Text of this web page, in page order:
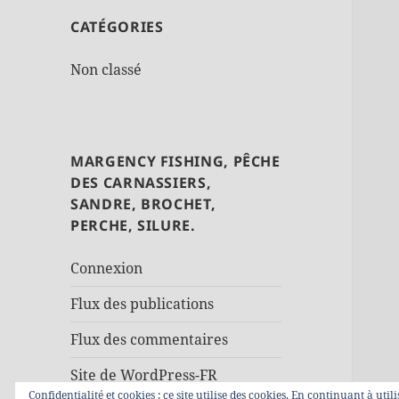
CATÉGORIES
Non classé
MARGENCY FISHING, PÊCHE
DES CARNASSIERS,
SANDRE, BROCHET,
PERCHE, SILURE.
Connexion
Flux des publications
Flux des commentaires
Site de WordPress-FR
Confidentialité et cookies : ce site utilise des cookies. En continuant à